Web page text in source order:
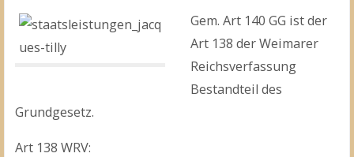
Gem. Art 140 GG ist der
Art 138 der Weimarer
Reichsverfassung
Bestandteil des
Grundgesetz.
Art 138 WRV: